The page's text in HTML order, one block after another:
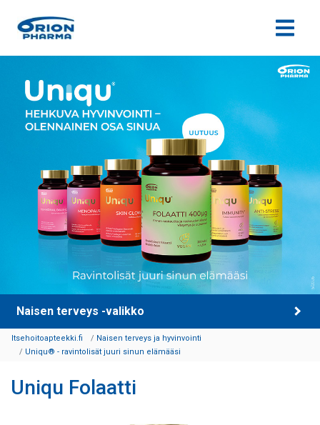
Siirry sisältöön
Naisen terveys -valikko
Itsehoitoapteekki.fi
Naisen terveys ja hyvinvointi
Uniqu® - ravintolisät juuri sinun elämääsi
Uniqu Folaatti